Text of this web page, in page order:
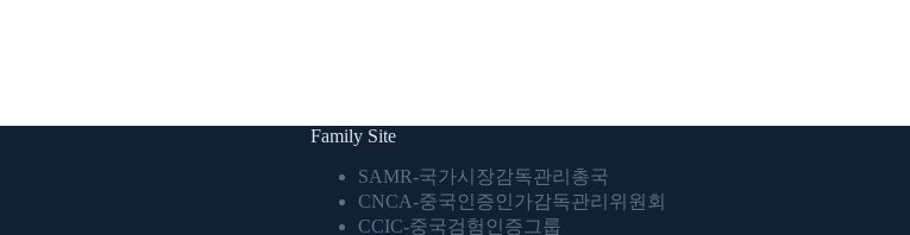
Family Site
SAMR-국가시장감독관리총국
CNCA-중국인증인가감독관리위원회
CCIC-중국검험인증그룹